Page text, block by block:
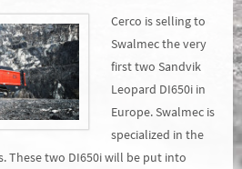
Cerco is selling to
Swalmec the very
first two Sandvik
Leopard DI650i in
Europe. Swalmec is
specialized in the
These two DI650i will be put into